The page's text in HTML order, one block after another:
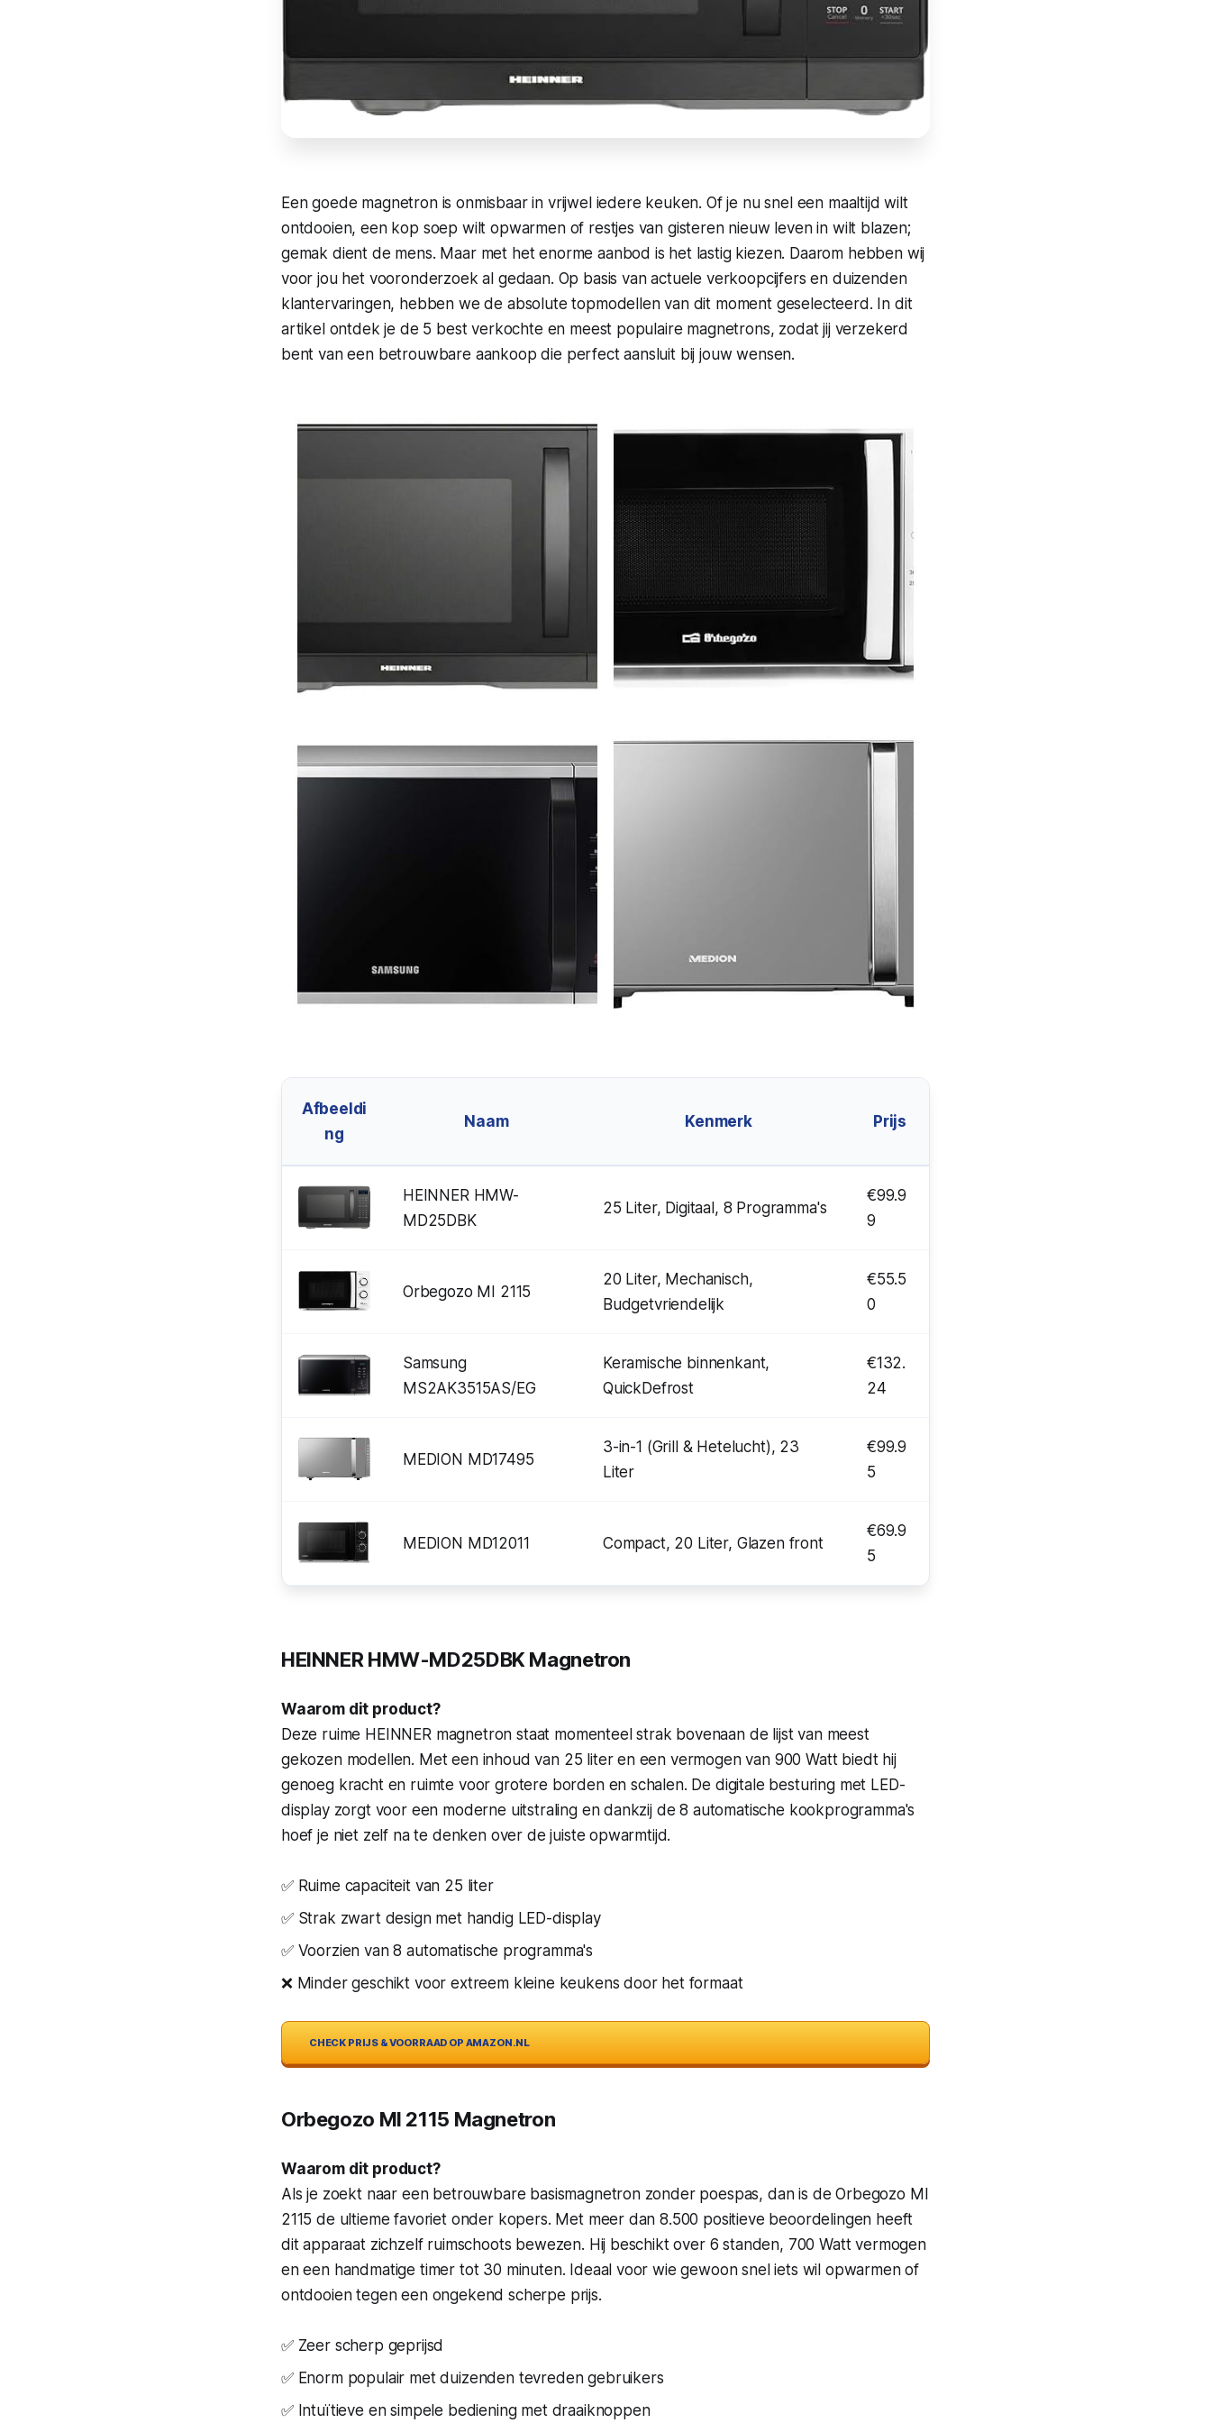
Een goede magnetron is onmisbaar in vrijwel iedere keuken. Of je nu snel een maaltijd wilt
ontdooien, een kop soep wilt opwarmen of restjes van gisteren nieuw leven in wilt blazen;
gemak dient de mens. Maar met het enorme aanbod is het lastig kiezen. Daarom hebben wij
voor jou het vooronderzoek al gedaan. Op basis van actuele verkoopcijfers en duizenden
klantervaringen, hebben we de absolute topmodellen van dit moment geselecteerd. In dit
artikel ontdek je de 5 best verkochte en meest populaire magnetrons, zodat jij verzekerd
bent van een betrouwbare aankoop die perfect aansluit bij jouw wensen.
Afbeeldi
ng
Naam Kenmerk Prijs
HEINNER HMW-
MD25DBK
25 Liter, Digitaal, 8 Programma's
€99.9
9
Orbegozo MI 2115
20 Liter, Mechanisch,
Budgetvriendelijk
€55.5
0
Samsung
MS2AK3515AS/EG
Keramische binnenkant,
QuickDefrost
€132.
24
MEDION MD17495
3-in-1 (Grill & Hetelucht), 23
Liter
€99.9
5
MEDION MD12011 Compact, 20 Liter, Glazen front
€69.9
5
HEINNER HMW-MD25DBK Magnetron
Waarom dit product?
Deze ruime HEINNER magnetron staat momenteel strak bovenaan de lijst van meest
gekozen modellen. Met een inhoud van 25 liter en een vermogen van 900 Watt biedt hij
genoeg kracht en ruimte voor grotere borden en schalen. De digitale besturing met LED-
display zorgt voor een moderne uitstraling en dankzij de 8 automatische kookprogramma's
hoef je niet zelf na te denken over de juiste opwarmtijd.
✅ Ruime capaciteit van 25 liter
✅ Strak zwart design met handig LED-display
✅ Voorzien van 8 automatische programma's
❌ Minder geschikt voor extreem kleine keukens door het formaat
CHECK PRIJS & VOORRAAD OP AMAZON.NL
Orbegozo MI 2115 Magnetron
Waarom dit product?
Als je zoekt naar een betrouwbare basismagnetron zonder poespas, dan is de Orbegozo MI
2115 de ultieme favoriet onder kopers. Met meer dan 8.500 positieve beoordelingen heeft
dit apparaat zichzelf ruimschoots bewezen. Hij beschikt over 6 standen, 700 Watt vermogen
en een handmatige timer tot 30 minuten. Ideaal voor wie gewoon snel iets wil opwarmen of
ontdooien tegen een ongekend scherpe prijs.
✅ Zeer scherp geprijsd
✅ Enorm populair met duizenden tevreden gebruikers
✅ Intuïtieve en simpele bediening met draaiknoppen